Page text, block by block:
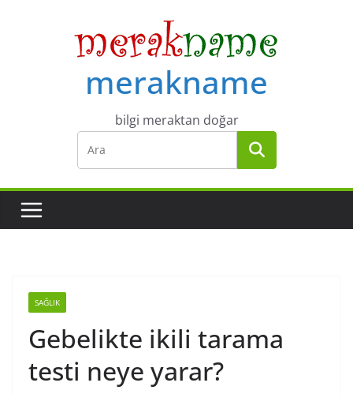
merakname
bilgi meraktan doğar
SAĞLIK
Gebelikte ikili tarama
testi neye yarar?